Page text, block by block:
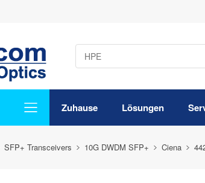
Zuhause Lösungen
SFP+ Transceivers 10G DWDM SFP+ Ciena